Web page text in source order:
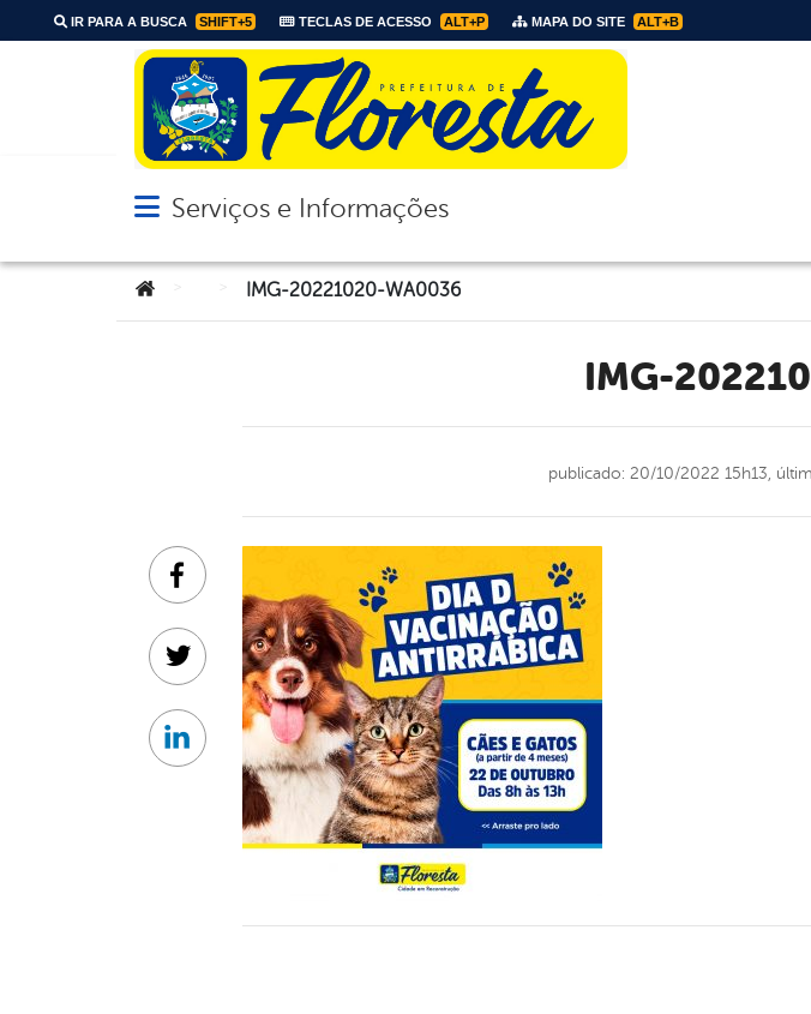
IR PARA A BUSCA SHIFT+5 TECLAS DE ACESSO ALT+P MAPA DO SITE ALT+B
Abrir menu principal de navegação
Serviços e Informações
Você está aqui:IMG-20221020-WA0036
IMG-
publicado: 20/10/2022 15h13,
Facebook
Twitter
Linkedin